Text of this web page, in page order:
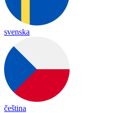
svenska
čeština